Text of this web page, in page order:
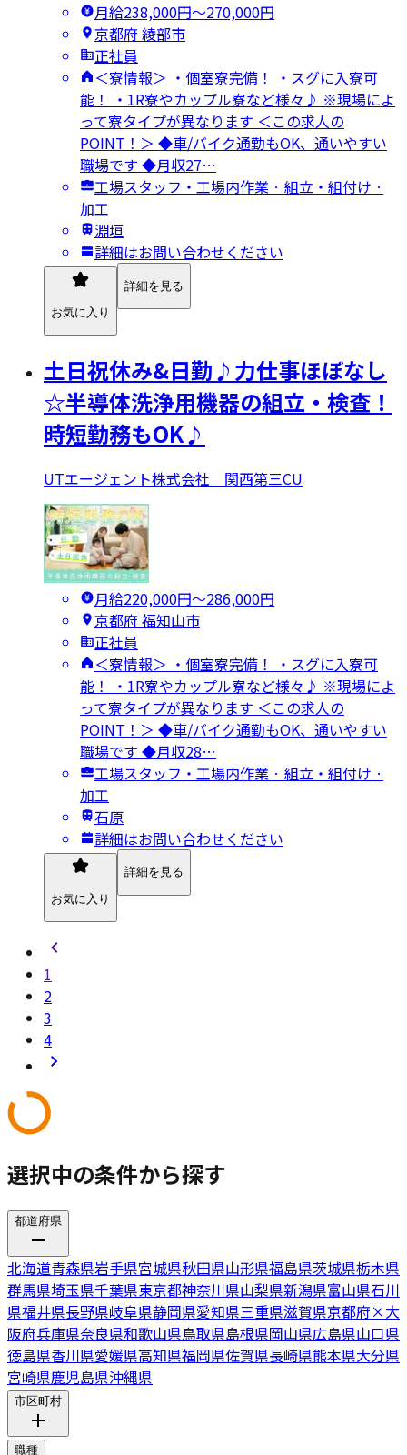
月給238,000円〜270,000円
京都府 綾部市
正社員
＜寮情報＞ ・個室寮完備！ ・スグに入寮可
能！ ・1R寮やカップル寮など様々♪ ※現場によ
って寮タイプが異なります ＜この求人の
POINT！＞ ◆車/バイク通勤もOK、通いやすい
職場です ◆月収27…
工場スタッフ・工場内作業 · 組立・組付け ·
加工
淵垣
詳細はお問い合わせください
お気に入り
詳細を見る
土日祝休み&日勤♪力仕事ほぼなし
☆半導体洗浄用機器の組立・検査！
時短勤務もOK♪
UTエージェント株式会社 関西第三CU
月給220,000円〜286,000円
京都府 福知山市
正社員
＜寮情報＞ ・個室寮完備！ ・スグに入寮可
能！ ・1R寮やカップル寮など様々♪ ※現場によ
って寮タイプが異なります ＜この求人の
POINT！＞ ◆車/バイク通勤もOK、通いやすい
職場です ◆月収28…
工場スタッフ・工場内作業 · 組立・組付け ·
加工
石原
詳細はお問い合わせください
お気に入り
詳細を見る
1
2
3
4
選択中の条件から探す
都道府県
北海道青森県岩手県宮城県秋田県山形県福島県茨城県栃木県
群馬県埼玉県千葉県東京都神奈川県山梨県新潟県富山県石川
県福井県長野県岐阜県静岡県愛知県三重県滋賀県京都府×大
阪府兵庫県奈良県和歌山県鳥取県島根県岡山県広島県山口県
徳島県香川県愛媛県高知県福岡県佐賀県長崎県熊本県大分県
宮崎県鹿児島県沖縄県
市区町村
職種